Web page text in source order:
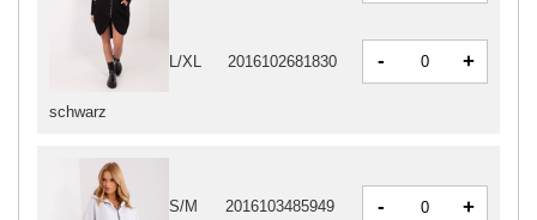
schwarz
L/XL 2016102681830 - +
S/M 2016103485949 - +